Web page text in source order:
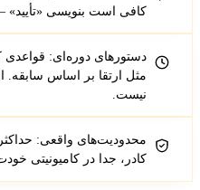
کافی است بنویسی «تأیید» —
دستورهای دوره‌ای: قواعدی
مثل ارتقا بر اساس سابقه.
نیست.
کادر، جدا در کامیونیتی